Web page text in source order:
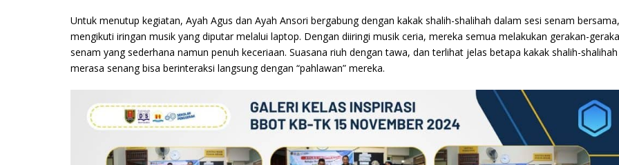
Untuk menutup kegiatan, Ayah Agus dan Ayah Ansori bergabung dengan kakak shalih-shalihah dalam sesi senam bersama,
mengikuti iringan musik yang diputar melalui laptop. Dengan diiringi musik ceria, mereka semua melakukan gerakan-
senam yang sederhana namun penuh keceriaan. Suasana riuh dengan tawa, dan terlihat jelas betapa kakak shalih-shalihah
merasa senang bisa berinteraksi langsung dengan “pahlawan” mereka.